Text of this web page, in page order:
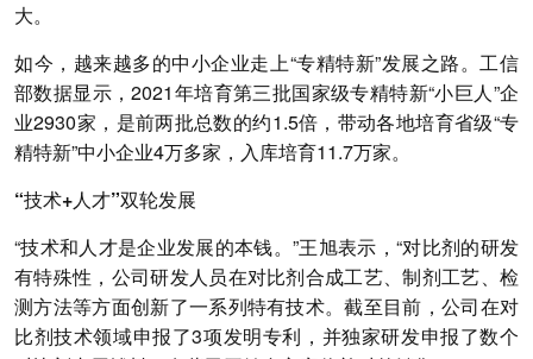
大。
如今，越来越多的中小企业走上“专精特新”发展之路。工信
部数据显示，2021年培育第三批国家级专精特新“小巨人”企
业2930家，是前两批总数的约1.5倍，带动各地培育省级“专
精特新”中小企业4万多家，入库培育11.7万家。
“技术+人才”双轮发展
“技术和人才是企业发展的本钱。”王旭表示，“对比剂的研发
有特殊性，公司研发人员在对比剂合成工艺、制剂工艺、检
测方法等方面创新了一系列特有技术。截至目前，公司在对
比剂技术领域申报了3项发明专利，并独家研发申报了数个